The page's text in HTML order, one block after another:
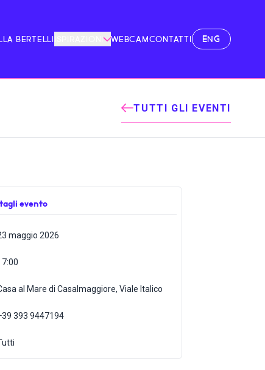
ENG
BERTELLI ISPIRAZIONI WEBCAMCONTATTI
TUTTI GLI EVENTI
evento
maggio 2026
al Mare di Casalmaggiore, Viale Italico
393 9447194